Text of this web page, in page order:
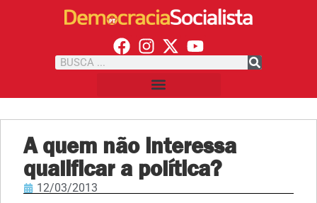
A quem não interessa
qualificar a política?
12/03/2013